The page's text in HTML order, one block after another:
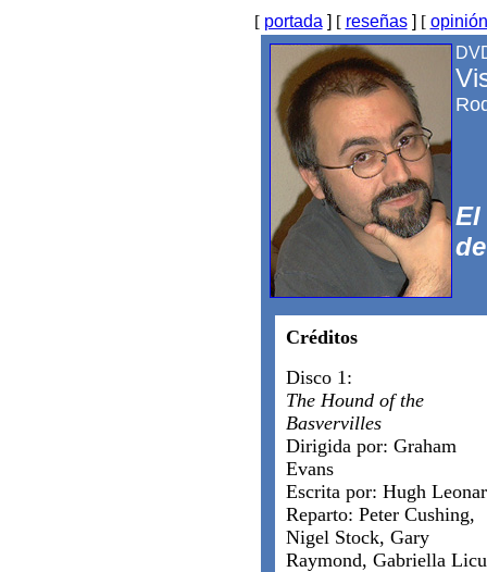
[ portada ] [ reseñas] [ opinión
El
Créditos
Disco 1:
The Hound of the
Basvervilles
Dirigida por: Graham
Evans
Escrita por: Hugh
Reparto: Peter Cushing,
Nigel Stock, Gary
Raymond, Gabriella